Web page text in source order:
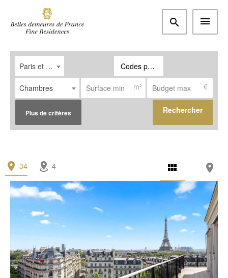
Paris et Ouest parisien Codes postaux, villes
Chambres m² €
Rechercher
Plus de critères
Appartement
Maison / Propriété (4)
Bureau
Garage / Parking
Immeuble (0)
Prestations
34 10